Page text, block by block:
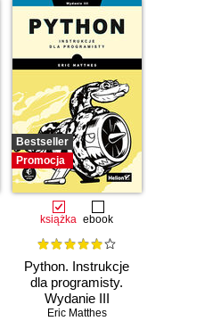
Bestseller
Promocja
książka ebook
Python. Instrukcje
dla programisty.
Wydanie III
Eric Matthes